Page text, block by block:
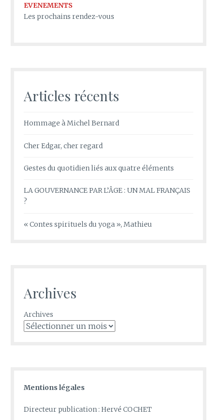
EVENEMENTS
Les prochains rendez-vous
Articles récents
Hommage à Michel Bernard
Cher Edgar, cher regard
Gestes du quotidien liés aux quatre éléments
LA GOUVERNANCE PAR L’ÂGE : UN MAL FRANÇAIS
?
« Contes spirituels du yoga », Mathieu
Archives
Archives
Mentions légales
Directeur publication : Hervé COCHET